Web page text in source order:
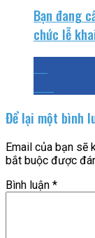
Bạn đang
chức lễ
Để lại một bình
Email của bạn sẽ
bắt buộc được
Bình luận *